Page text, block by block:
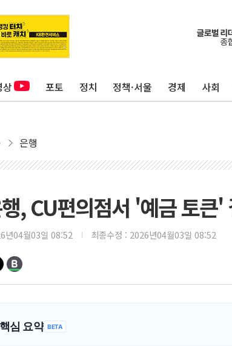
상 포토 정치 정책·서울 경제 사회
은행
, CU편의점서 '예금 토큰'
년04월03일 08:52 최종수정 : 2026년04월03일 08:52
심 요약 BETA